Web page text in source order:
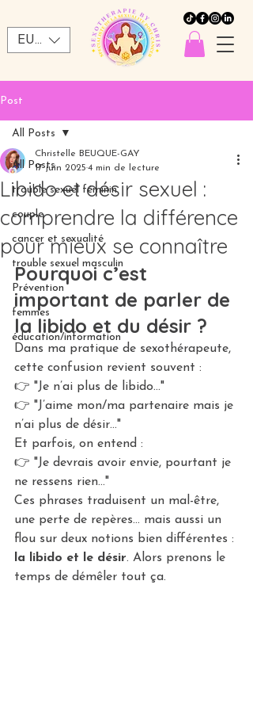
EUR (€)
Post
All Posts
trouble sexuel féminin
couple
cancer et sexualité
trouble sexuel masculin
Prévention
femmes
éducation/information
All Posts
Libido et désir sexuel :
comprendre la différence
pour mieux se connaître
Christelle BEUQUE-GAY
17 juin 2025 4 min de lecture
Pourquoi c’est
important de parler de
la libido et du désir ?
Dans ma pratique de sexothérapeute,
cette confusion revient souvent :
👉 "Je n’ai plus de libido…"
👉 "J’aime mon/ma partenaire mais je
n’ai plus de désir…"
Et parfois, on entend :
👉 "Je devrais avoir envie, pourtant je
ne ressens rien…"
Ces phrases traduisent un mal-être,
une perte de repères… mais aussi un
flou sur deux notions bien différentes :
la libido et le désir. Alors prenons le
temps de démêler tout ça.